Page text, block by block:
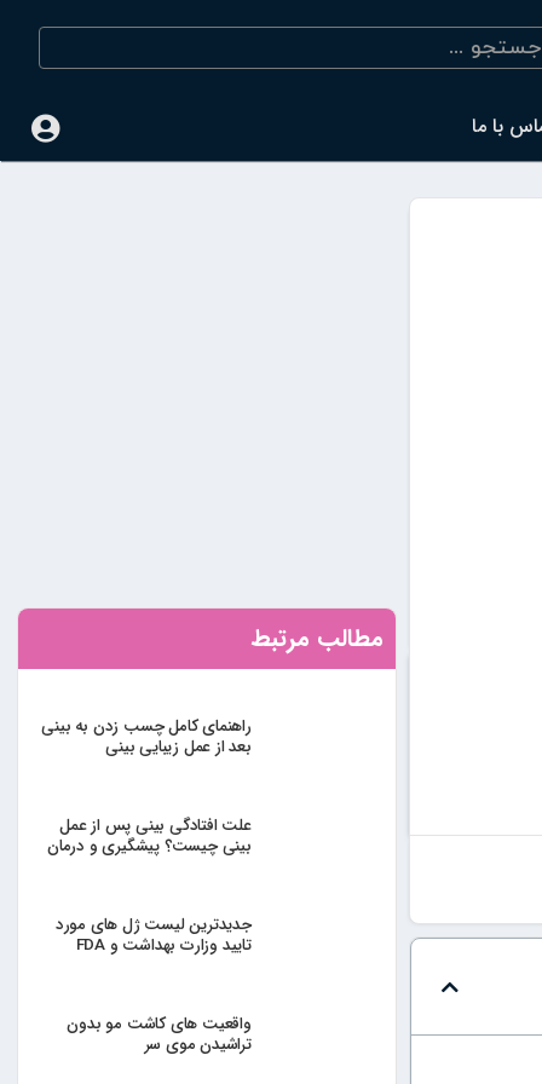
با ما
مطالب مرتبط
راهنمای کامل چسب زدن به بینی
بعد از عمل زیبایی بینی
علت افتادگی بینی پس از عمل
بینی چیست؟ پیشگیری و درمان
جدیدترین لیست ژل های مورد
تایید وزارت بهداشت و FDA
واقعیت های کاشت مو بدون
تراشیدن موی سر